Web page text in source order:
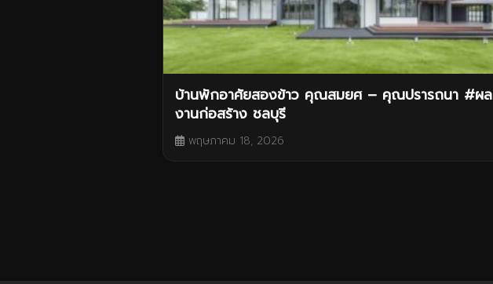
บ้านพักอาศัยสองข้าว คุณสมยศ – คุณปรารถนา #ผล
งานก่อสร้าง ชลบุรี
พฤษภาคม 18, 2026